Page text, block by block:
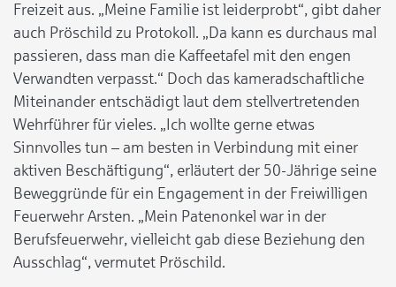
Freizeit aus. „Meine Familie ist leiderprobt“, gibt daher
auch Pröschild zu Protokoll. „Da kann es durchaus mal
passieren, dass man die Kaffeetafel mit den engen
Verwandten verpasst.“ Doch das kameradschaftliche
Miteinander entschädigt laut dem stellvertretenden
Wehrführer für vieles. „Ich wollte gerne etwas
Sinnvolles tun – am besten in Verbindung mit einer
aktiven Beschäftigung“, erläutert der 50-Jährige seine
Beweggründe für ein Engagement in der Freiwilligen
Feuerwehr Arsten. „Mein Patenonkel war in der
Berufsfeuerwehr, vielleicht gab diese Beziehung den
Ausschlag“, vermutet Pröschild.